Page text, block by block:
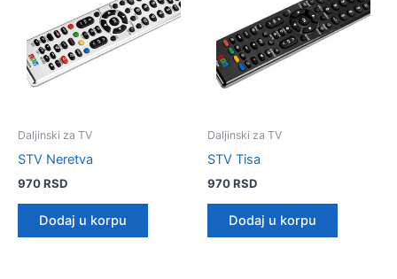
Daljinski za TV
STV Neretva
970RSD
Dodaj u korpu
Daljinski za TV
STV Tisa
970RSD
Dodaj u korpu